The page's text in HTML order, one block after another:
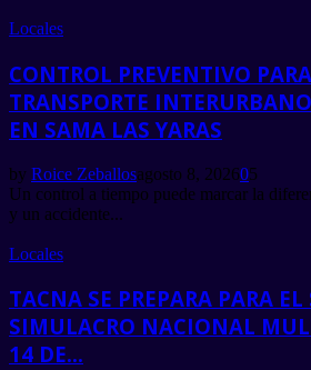
Locales
CONTROL PREVENTIVO
TRANSPORTE
EN SAMA LAS YARAS
by Roice Zeballosagosto 8, 202605
Un control a tiempo puede marcar la
y un accidente...
Locales
TACNA SE PREPARA PARA
SIMULACRO NACIONAL
14 DE...